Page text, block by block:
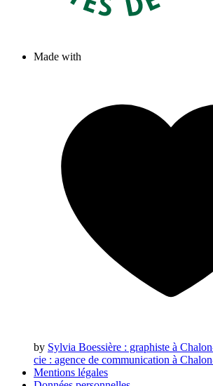
Made with
by Sylvia Boessière : graphiste à
cie : agence de communication à
Mentions légales